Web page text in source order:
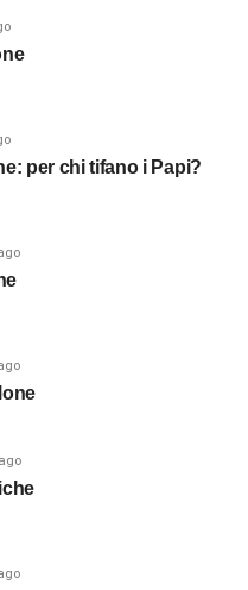
per chi tifano i Papi?